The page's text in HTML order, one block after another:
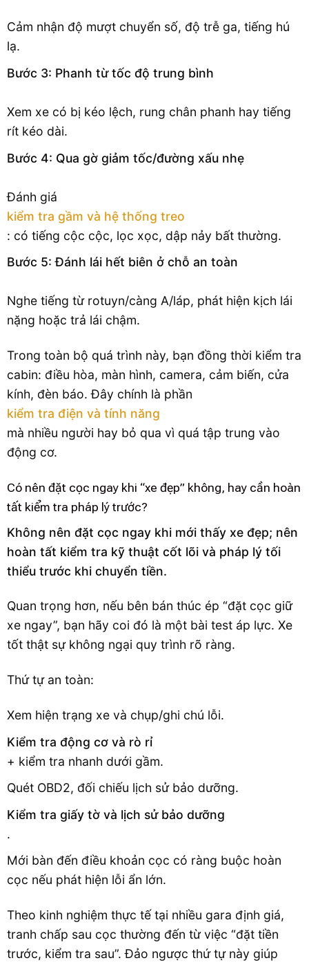
Cảm nhận độ mượt chuyển số, độ trễ ga, tiếng hú
lạ.
Bước 3: Phanh từ tốc độ trung bình
Xem xe có bị kéo lệch, rung chân phanh hay tiếng
rít kéo dài.
Bước 4: Qua gờ giảm tốc/đường xấu nhẹ
Đánh giá
kiểm tra gầm và hệ thống treo
: có tiếng cộc cộc, lọc xọc, dập nảy bất thường.
Bước 5: Đánh lái hết biên ở chỗ an toàn
Nghe tiếng từ rotuyn/càng A/láp, phát hiện kịch lái
nặng hoặc trả lái chậm.
Trong toàn bộ quá trình này, bạn đồng thời kiểm tra
cabin: điều hòa, màn hình, camera, cảm biến, cửa
kính, đèn báo. Đây chính là phần
kiểm tra điện và tính năng
mà nhiều người hay bỏ qua vì quá tập trung vào
động cơ.
Có nên đặt cọc ngay khi “xe đẹp” không, hay cần hoàn
tất kiểm tra pháp lý trước?
Không nên đặt cọc ngay khi mới thấy xe đẹp; nên
hoàn tất kiểm tra kỹ thuật cốt lõi và pháp lý tối
thiểu trước khi chuyển tiền.
Quan trọng hơn, nếu bên bán thúc ép “đặt cọc giữ
xe ngay”, bạn hãy coi đó là một bài test áp lực. Xe
tốt thật sự không ngại quy trình rõ ràng.
Thứ tự an toàn:
Xem hiện trạng xe và chụp/ghi chú lỗi.
Kiểm tra động cơ và rò rỉ
+ kiểm tra nhanh dưới gầm.
Quét OBD2, đối chiếu lịch sử bảo dưỡng.
Kiểm tra giấy tờ và lịch sử bảo dưỡng
.
Mới bàn đến điều khoản cọc có ràng buộc hoàn
cọc nếu phát hiện lỗi ẩn lớn.
Theo kinh nghiệm thực tế tại nhiều gara định giá,
tranh chấp sau cọc thường đến từ việc “đặt tiền
trước, kiểm tra sau”. Đảo ngược thứ tự này giúp